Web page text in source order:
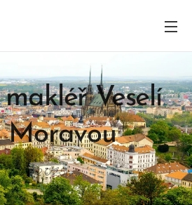
Veselí
Moravou
17.02.2025